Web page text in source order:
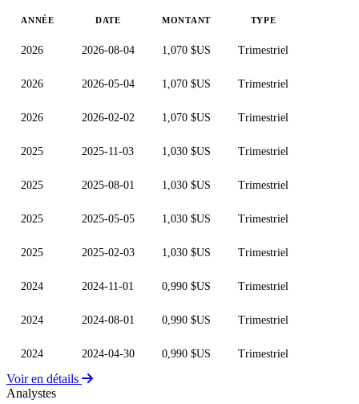
ANNÉE DATE MONTANT TYPE
2026 2026-08-04 1,070 $US Trimestriel
2026 2026-05-04 1,070 $US Trimestriel
2026 2026-02-02 1,070 $US Trimestriel
2025 2025-11-03 1,030 $US Trimestriel
2025 2025-08-01 1,030 $US Trimestriel
2025 2025-05-05 1,030 $US Trimestriel
2025 2025-02-03 1,030 $US Trimestriel
2024 2024-11-01 0,990 $US Trimestriel
2024 2024-08-01 0,990 $US Trimestriel
2024 2024-04-30 0,990 $US Trimestriel
Voir en détails
Analystes